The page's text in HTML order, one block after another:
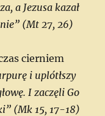
a Jezusa kazał
(Mt 27, 26)
cierniem
i uplótłszy
I zaczęli Go
(Mk 15, 17-18)